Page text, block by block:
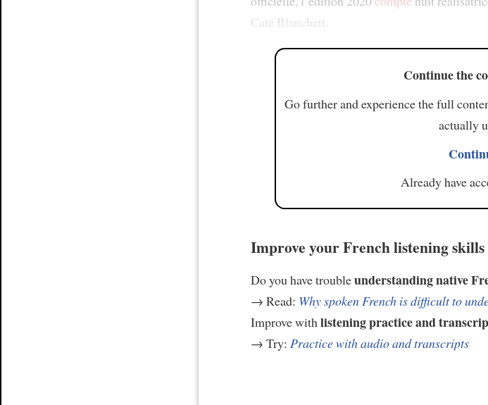
Cate Blanchett.
Continue the
Go further and experience the full
actually
Already have
Improve your French listening skills
Do you have troubleunderstanding native
→ Read: Why spoken French is difficult to
Improve with listening practice and
→ Try: Practice with audio and transcripts